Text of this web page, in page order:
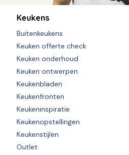
Keukens
Buitenkeukens
Keuken offerte check
Keuken onderhoud
Keuken ontwerpen
Keukenbladen
Keukenfronten
Keukeninspiratie
Keukenopstellingen
Keukenstijlen
Outlet